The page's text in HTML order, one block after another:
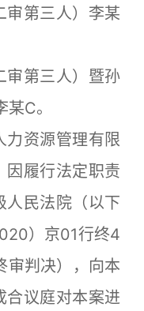
第三人）李某
第三人）暨孙
C。
资源管理有限
因履行法定职责
人民法院（以下
）京01行终4
审判决），向本
合议庭对本案进